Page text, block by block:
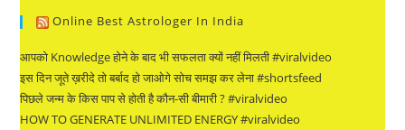
Online Best Astrologer In India
आपको Knowledge होने के बाद भी सफलता क्यों नहीं मिलती #viralvideo
इस दिन जूते ख़रीदे तो बर्बाद हो जाओगे सोच समझ कर लेना #shortsfeed
पिछले जन्म के किस पाप से होती है कौन-सी बीमारी ? #viralvideo
HOW TO GENERATE UNLIMITED ENERGY #viralvideo